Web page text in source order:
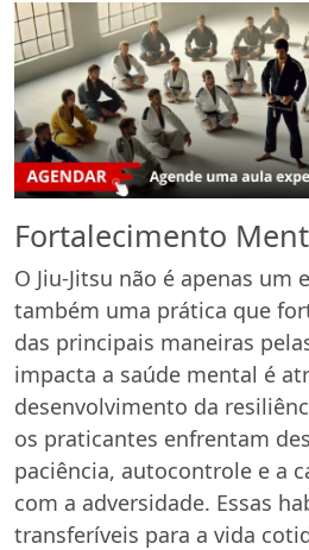
Fortalecimento
O Jiu-Jitsu não é apenas um
também uma prática que
das principais maneiras
impacta a saúde mental é
desenvolvimento da
os praticantes enfrentam
paciência, autocontrole e a
com a adversidade. Essas
transferíveis para a vida